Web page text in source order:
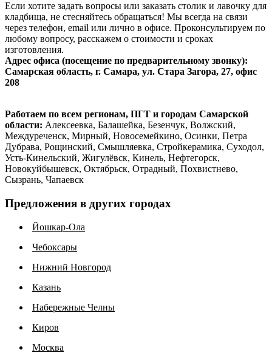
Если хотите задать вопросы или заказать столик и лавочку для
кладбища, не стесняйтесь обращаться! Мы всегда на связи
через телефон, email или лично в офисе. Проконсультируем по
любому вопросу, расскажем о стоимости и сроках
изготовления.
Адрес офиса (посещение по предварительному звонку):
Самарская область, г. Самара, ​ул. Стара Загора, 27, офис
208
Работаем по всем регионам, ПГТ и городам Самарской
области: Алексеевка, Балашейка, Безенчук, Волжский,
Междуреченск, Мирный, Новосемейкино, Осинки, Петра
Дубрава, Рощинский, Смышляевка, Стройкерамика, Суходол,
Усть-Кинельский, Жигулёвск, Кинель, Нефтегорск,
Новокуйбышевск, Октябрьск, Отрадный, Похвистнево,
Сызрань, Чапаевск
Предложения в других городах
Йошкар-Ола
Чебоксары
Нижний Новгород
Казань
Набережные Челны
Киров
Москва